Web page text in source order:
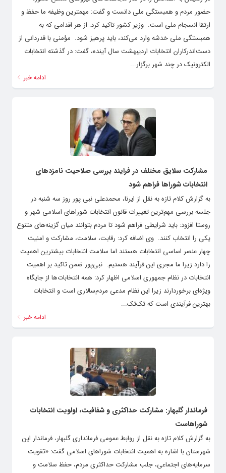
حضور مردم و همبستگی ملی دانست و گفت: مهمترین وظیفه ما حفظ و
ارتقا انسجام ملی است. ‌ وزیر کشور تاکید کرد: از هر اقدامی که به
همبستگی ملی خدشه وارد می‌کند، باید پرهیز شود. ‌ مؤمنی با قدردانی از
دست‌اندرکاران انتخابات اردیبهشت سال آینده، گفت: در گذشته انتخابات
الکترونیک در چند شهر برگزار...
ادامه خبر
مشارکت سلایق مختلف در فرایند بررسی صلاحیت نامزدهای
انتخابات شوراها فراهم شود
به گزارش کلام تازه به نقل از ایرنا، محمدعلی نبی پور روز سه شنبه در
جلسه بررسی مهم‌ترین تغییرات قانون انتخابات شوراهای اسلامی شهر و
روستا افزود: باید شرایطی فراهم شود تا مردم بتوانند میان گزینه‌های متنوع
یکی را انتخاب کنند. ‌ وی اضافه کرد: رقابت، سلامت، مشارکت و امنیت
چهار عنصر اساسی انتخابات هستند اما سلامت انتخابات بیشترین اهمیت
را دارد زیرا ما مجری این فرآیند هستیم. ‌ نبی‌پور ضمن تاکید بر اهمیت
انتخابات در نظام جمهوری اسلامی اظهار کرد: همه انتخابات‌ها از جایگاه
ویژه‌ای برخوردارند زیرا این نظام مدعی مردم‌سالاری است و انتخابات
بهترین فرآیندی است که تک‌تک...
ادامه خبر
فرماندار گلبهار: مشارکت حداکثری و شفافیت، اولویت انتخابات
شوراهاست
به گزارش کلام تازه به نقل از روابط عمومی فرمانداری گلبهار، فرماندار این
شهرستان با اشاره به اهمیت انتخابات شوراهای اسلامی گفت: «تقویت
سرمایه‌های اجتماعی، جلب مشارکت حداکثری مردم، حفظ سلامت و